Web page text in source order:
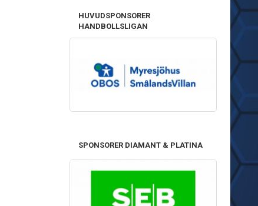
HUVUDSPONSORER
HANDBOLLSLIGAN
SPONSORER DIAMANT & PLATINA